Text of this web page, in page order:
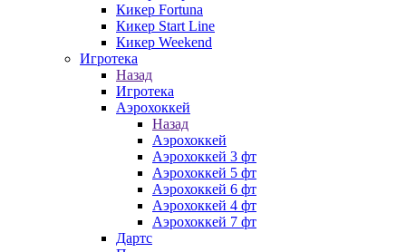
Кикер Fortuna
Кикер Start Line
Кикер Weekend
Игротека
Назад
Игротека
Аэрохоккей
Назад
Аэрохоккей
Аэрохоккей 3 фт
Аэрохоккей 5 фт
Аэрохоккей 6 фт
Аэрохоккей 4 фт
Аэрохоккей 7 фт
Дартс